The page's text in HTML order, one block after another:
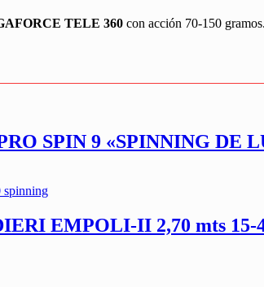
TELE 360 con acción 70-150
SPIN 9 «SPINNING DE
EMPOLI-II 2,70 mts